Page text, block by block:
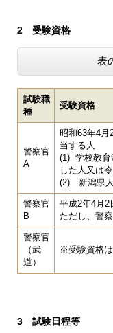
2 受験資格
表
試験職
種
受験資格
警察官
A
昭和63年4月
当する人
(1) 学校教育
した人又は
(2) 新潟県人
警察官
B
平成2年4月2
ただし、警
警察官
（武
道）
※受験資格は
3 試験日程等